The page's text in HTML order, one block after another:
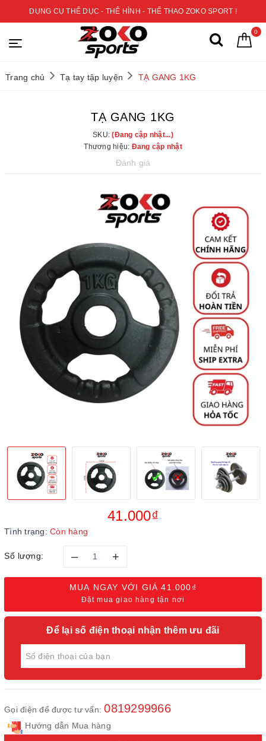
DỤNG CỤ THỂ DỤC - THỂ HÌNH - THỂ THAO ZOKO SPORT !
0
Trang chủ Tạ tay tập luyện TẠ GANG 1KG
TẠ GANG 1KG
SKU:(Đang cập nhật...)
Thương hiệu: Đang cập nhật
Đánh giá
41.000₫
Tình trạng: Còn hàng
Số lượng: – +
MUA NGAY VỚI GIÁ41.000₫
Đặt mua giao hàng tận nơi
Để lại số điện thoại nhận thêm ưu đãi
Gọi điện để được tư vấn:0819299966
Hướng dẫn Mua hàng